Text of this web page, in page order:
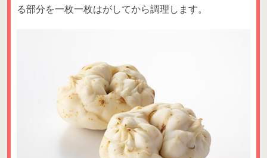
る部分を一枚一枚はがしてから調理します。